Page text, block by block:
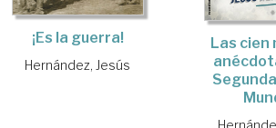
¡Es la guerra!
Hernández, Jesús
Las cien